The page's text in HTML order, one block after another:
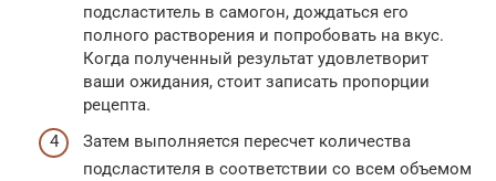
подсластитель в самогон, дождаться его
полного растворения и попробовать на вкус.
Когда полученный результат удовлетворит
ваши ожидания, стоит записать пропорции
рецепта.
Затем выполняется пересчет количества
подсластителя в соответствии со всем объемом